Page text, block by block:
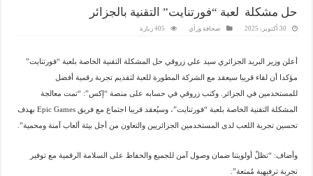
حل مشكلة لعبة “فورتنايت” التقنية بالجزائر
30 أكتوبر، 2025 صحافة ورأي 405 زيارة
أعلن وزير البريد الجزائري سيد علي زروقي حل المشكلة التقنية الخاصة بلعبة “فورتنايت”
مؤكدا أن لقاء قريبا سيعقد مع الشركة المطورة للعبة لتقديم تجربة رقمية أفضل
للمستخدمين في الجزائر. وكتب زروقي في حسابه على منصة “إكس”: “تمت معالجة
المشكلة التقنية الخاصة بلعبة “فورتنايت”، وسيُعقد قريبا اجتماع مع فريق Epic Games بهدف
تحسين تجربة اللعب لدى المستخدمين الجزائريين والتعاون من أجل بيئة ألعاب آمنة ومحمية”.
وأضاف: “تظلّ أولويتنا ضمان وصول آمن للجميع والحفاظ على السلامة الرقمية مع توفير
تجربة ترفيهية مُمتعة”.